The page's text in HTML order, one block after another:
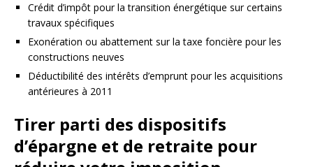
Crédit d’impôt pour la transition énergétique sur certains
travaux spécifiques
Exonération ou abattement sur la taxe foncière pour les
constructions neuves
Déductibilité des intérêts d’emprunt pour les acquisitions
antérieures à 2011
Tirer parti des dispositifs
d’épargne et de retraite pour